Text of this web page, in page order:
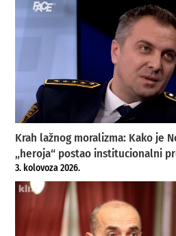
Krah lažnog moralizma: Kako je
„heroja“ postao institucionalni
3. kolovoza 2026.